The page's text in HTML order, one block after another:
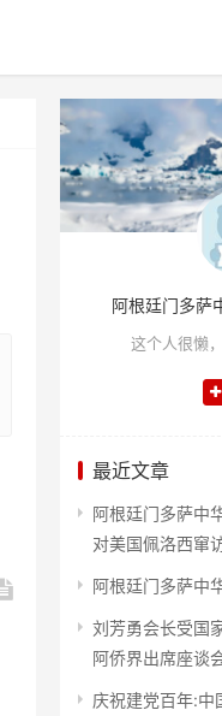
阿根廷门多萨
这个人很懒
最近文章
阿根廷门多萨中
对美国佩洛西窜
阿根廷门多萨中
刘芳勇会长受国
阿侨界出席座谈
庆祝建党百年:中